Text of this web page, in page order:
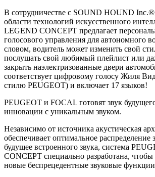
В сотрудничестве с SOUND HOUND
области технологий искусственного
LEGEND CONCEPT предлагает
голосового управления для автономного
словом, водитель может изменить свой
послушать свой любимый плейлист или
закрыть наэлектризованные двери
соответствует цифровому голосу Жиля
стилю PEUGEOT) и включает 17 языков!
PEUGEOT и FOCAL готовят звук
инновации с уникальным звуком.
Независимо от источника акустическая
обеспечивает оптимальное распределение
будущее встроенного звука, система
CONCEPT специально разработана,
новые беспрецедентные звуковые